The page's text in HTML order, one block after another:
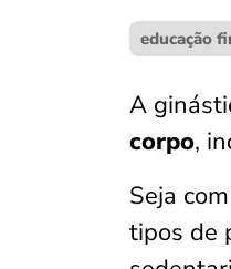
educação
A
corpo,
Seja com
tipos de